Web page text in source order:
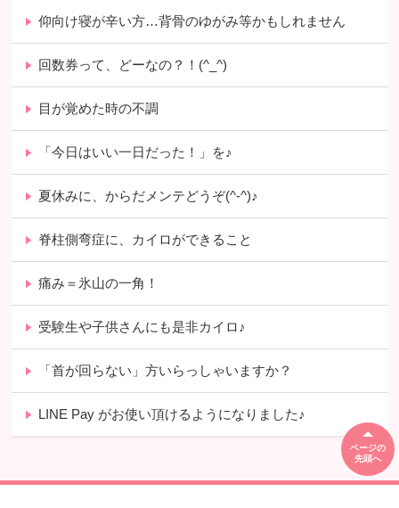
仰向け寝が辛い方…背骨のゆがみ等かもしれません
回数券って、どーなの？！(^_^)
目が覚めた時の不調
「今日はいい一日だった！」を♪
夏休みに、からだメンテどうぞ(^-^)♪
脊柱側弯症に、カイロができること
痛み＝氷山の一角！
受験生や子供さんにも是非カイロ♪
「首が回らない」方いらっしゃいますか？
LINE Pay がお使い頂けるようになりました♪
ページの
先頭へ